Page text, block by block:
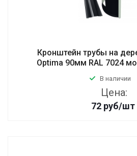
Кронштейн трубы на
Optima 90мм RAL 7024
В наличии
Цена:
72 руб/шт